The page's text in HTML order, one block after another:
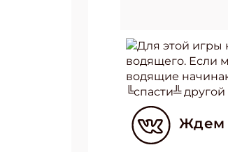
Для этой игры
водящего. Если
водящие
╚спасти╩
Ждем